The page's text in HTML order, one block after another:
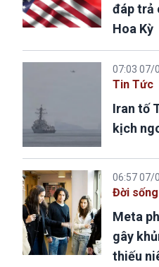
đáp trả
Hoa Kỳ
07:03 07/
Tin Tức
Iran tố
kịch
06:57 07/
Đời sống
Meta
gây
thiếu